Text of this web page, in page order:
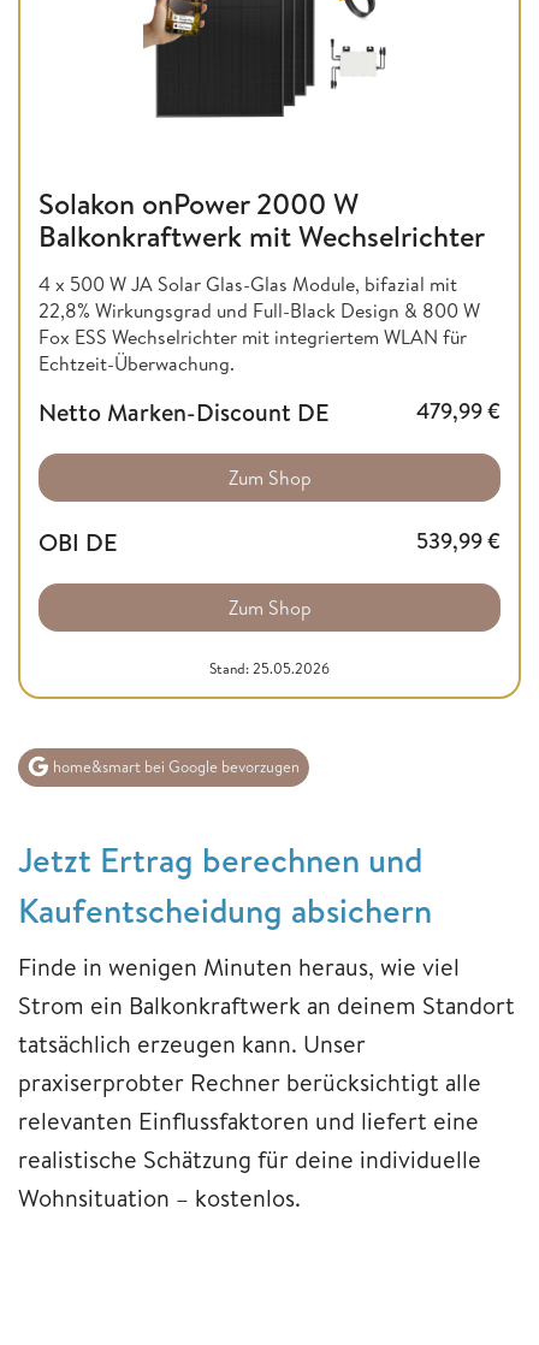
Solakon onPower 2000 W
Balkonkraftwerk mit Wechselrichter
4 x 500 W JA Solar Glas-Glas Module, bifazial mit
22,8% Wirkungsgrad und Full-Black Design & 800 W
Fox ESS Wechselrichter mit integriertem WLAN für
Echtzeit-Überwachung.
Netto Marken-Discount DE 479,99€
Zum Shop
OBI DE 539,99€
Zum Shop
Stand: 25.05.2026
home&smart bei Google bevorzugen
Jetzt Ertrag berechnen und
Kaufentscheidung absichern
Finde in wenigen Minuten heraus, wie viel
Strom ein Balkonkraftwerk an deinem Standort
tatsächlich erzeugen kann. Unser
praxiserprobter Rechner berücksichtigt alle
relevanten Einflussfaktoren und liefert eine
realistische Schätzung für deine individuelle
Wohnsituation – kostenlos.